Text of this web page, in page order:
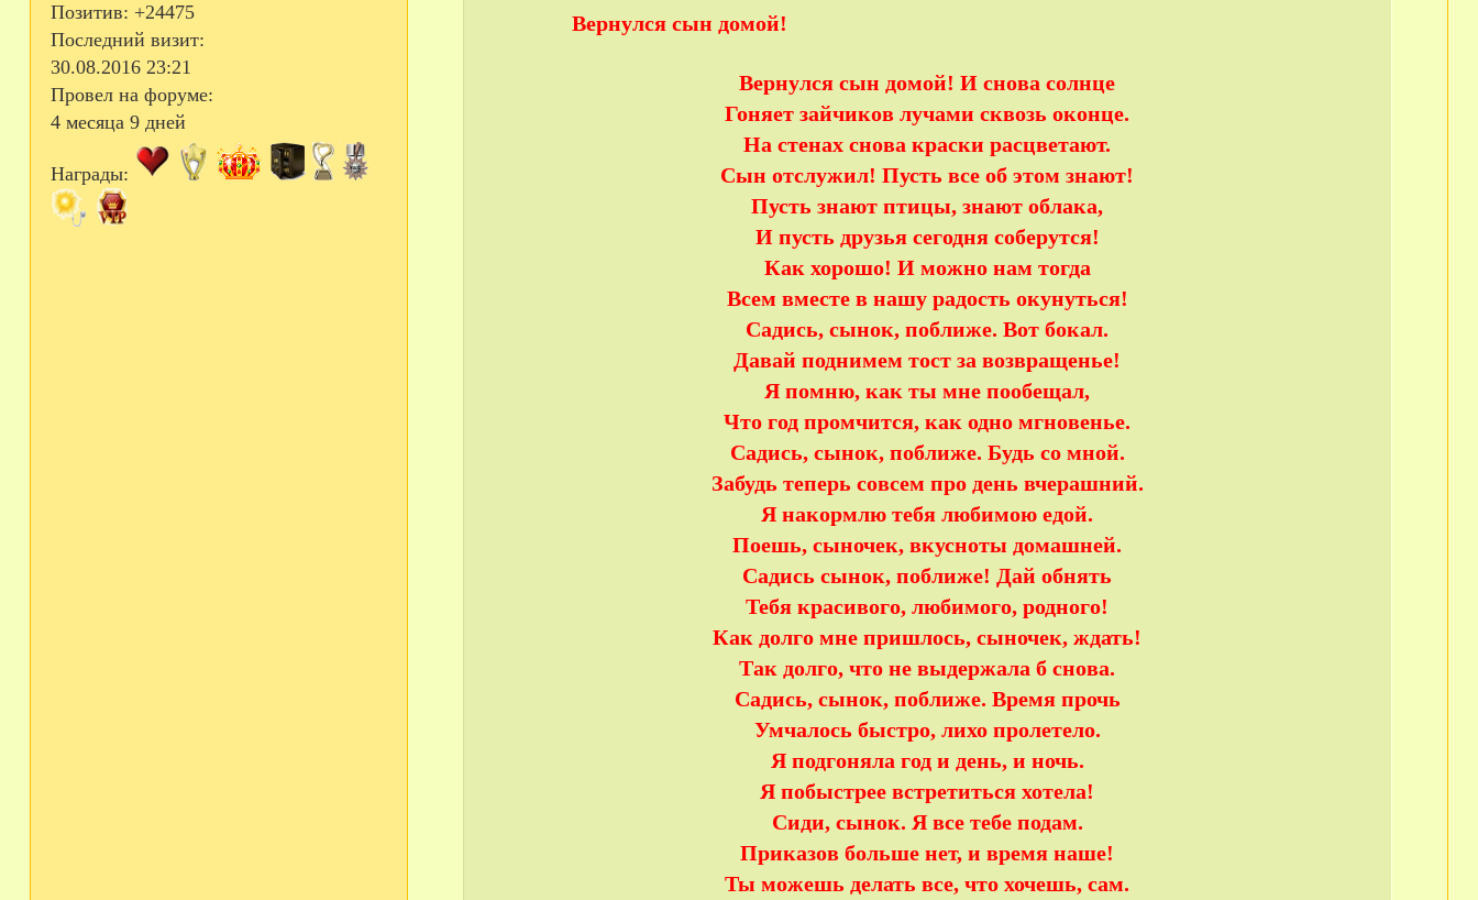
Позитив: +24475
Последний визит:
30.08.2016 23:21
Провел на форуме:
4 месяца 9 дней
Награды:
Вернулся сын домой!
Вернулся сын домой! И снова солнце
Гоняет зайчиков лучами сквозь оконце.
На стенах снова краски расцветают.
Сын отслужил! Пусть все об этом знают!
Пусть знают птицы, знают облака,
И пусть друзья сегодня соберутся!
Как хорошо! И можно нам тогда
Всем вместе в нашу радость окунуться!
Садись, сынок, поближе. Вот бокал.
Давай поднимем тост за возвращенье!
Я помню, как ты мне пообещал,
Что год промчится, как одно мгновенье.
Садись, сынок, поближе. Будь со мной.
Забудь теперь совсем про день вчерашний.
Я накормлю тебя любимою едой.
Поешь, сыночек, вкусноты домашней.
Садись сынок, поближе! Дай обнять
Тебя красивого, любимого, родного!
Как долго мне пришлось, сыночек, ждать!
Так долго, что не выдержала б снова.
Садись, сынок, поближе. Время прочь
Умчалось быстро, лихо пролетело.
Я подгоняла год и день, и ночь.
Я побыстрее встретиться хотела!
Сиди, сынок. Я все тебе подам.
Приказов больше нет, и время наше!
Ты можешь делать все, что хочешь, сам.